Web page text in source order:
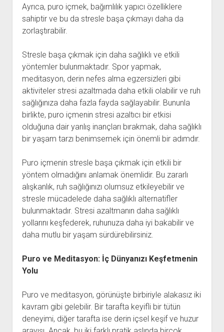
Ayrıca, puro içmek, bağımlılık yapıcı özelliklere
sahiptir ve bu da stresle başa çıkmayı daha da
zorlaştırabilir.
Stresle başa çıkmak için daha sağlıklı ve etkili
yöntemler bulunmaktadır. Spor yapmak,
meditasyon, derin nefes alma egzersizleri gibi
aktiviteler stresi azaltmada daha etkili olabilir ve ruh
sağlığınıza daha fazla fayda sağlayabilir. Bununla
birlikte, puro içmenin stresi azaltıcı bir etkisi
olduğuna dair yanlış inançları bırakmak, daha sağlıklı
bir yaşam tarzı benimsemek için önemli bir adımdır.
Puro içmenin stresle başa çıkmak için etkili bir
yöntem olmadığını anlamak önemlidir. Bu zararlı
alışkanlık, ruh sağlığınızı olumsuz etkileyebilir ve
stresle mücadelede daha sağlıklı alternatifler
bulunmaktadır. Stresi azaltmanın daha sağlıklı
yollarını keşfederek, ruhunuza daha iyi bakabilir ve
daha mutlu bir yaşam sürdürebilirsiniz.
Puro ve Meditasyon: İç Dünyanızı Keşfetmenin
Yolu
Puro ve meditasyon, görünüşte birbiriyle alakasız iki
kavram gibi gelebilir. Bir tarafta keyifli bir tütün
deneyimi, diğer tarafta ise derin içsel keşif ve huzur